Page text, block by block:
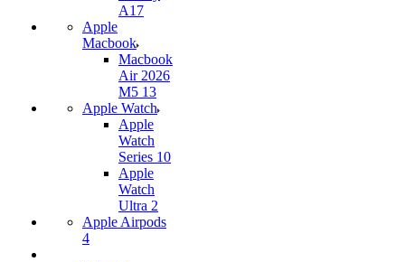
A17
Apple
Macbook
Macbook
Air 2026
M5 13
Apple Watch
Apple
Watch
Series 10
Apple
Watch
Ultra 2
Apple Airpods
4